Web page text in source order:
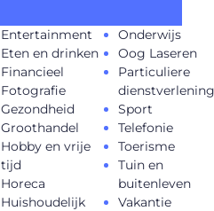
Entertainment
Eten en drinken
Financieel
Fotografie
Gezondheid
Groothandel
Hobby en vrije
tijd
Horeca
Huishoudelijk
Onderwijs
Oog Laseren
Particuliere
Sport
Telefonie
Toerisme
Tuin en
buitenleven
Vakantie